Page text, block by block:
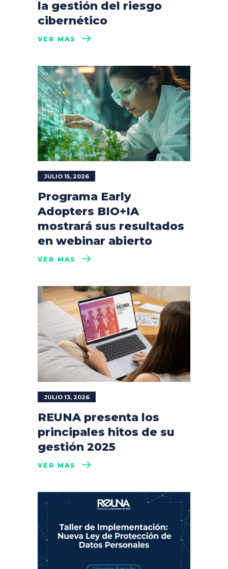
la gestión del riesgo
cibernético
VER MÁS
JULIO 15, 2026
Programa Early
Adopters BIO+IA
mostrará sus resultados
en webinar abierto
VER MÁS
JULIO 13, 2026
REUNA presenta los
principales hitos de su
gestión 2025
VER MÁS